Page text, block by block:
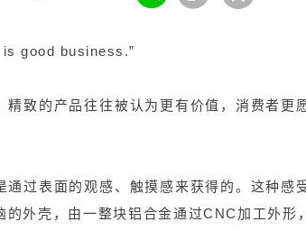
good business.”
精致的产品往往被认为更有价值，消费者更
通过表面的观感、触摸感来获得的。这种感
的外壳，由一整块铝合金通过CNC加工外形